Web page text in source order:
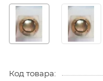
Код товара: